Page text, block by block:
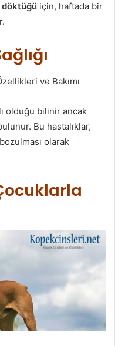
için, haftada bir
olduğu bilinir ancak
Bu hastalıklar,
olarak